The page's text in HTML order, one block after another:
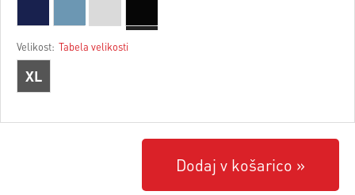
Velikost: Tabela velikosti
XL
Dodaj v košarico